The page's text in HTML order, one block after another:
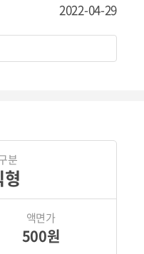
2022-04-29
분
액면가
500원